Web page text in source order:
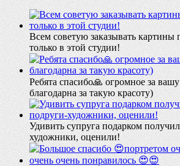
Всем советую заказывать картины
только в этой студии!
Ребята спасибо🙏 огромное за
благодарна за такую красоту)
Удивить супруга подарком
художники, оценили!